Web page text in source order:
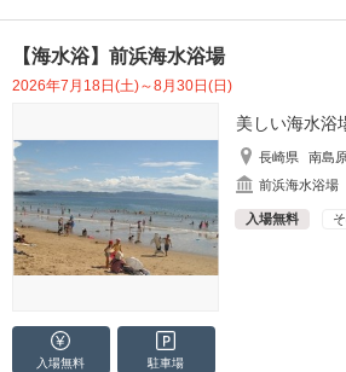
【海水浴】前浜海水浴場
2026年7月18日(土)～8月30日(日)
美しい海水浴
長崎県
南島
前浜海水浴場
入場無料
入場無料 駐車場